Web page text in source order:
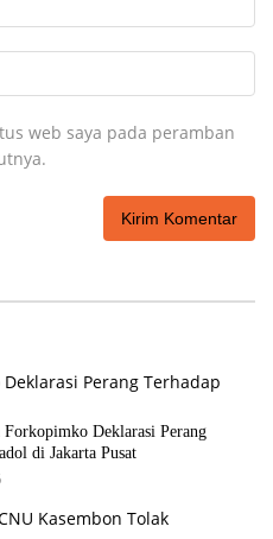
web saya pada peramban
Forkopimko Deklarasi Perang
di Jakarta Pusat